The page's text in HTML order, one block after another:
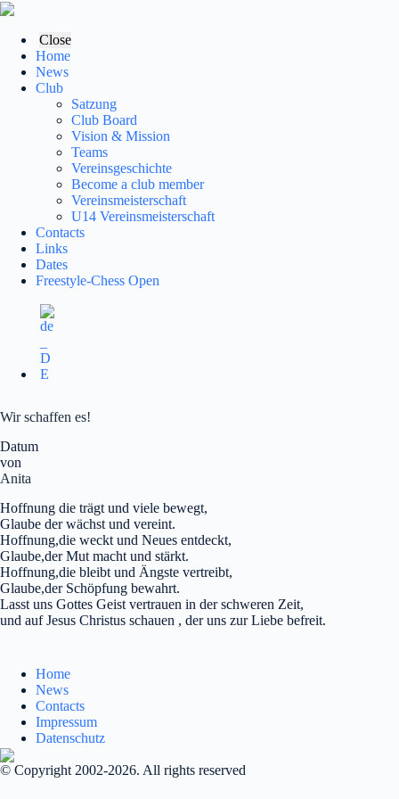
Skip
contentClose
Home
News
Club
Satzung
Club Board
Vision & Mission
Teams
Vereinsgeschichte
Become a club member
Vereinsmeisterschaft
U14 Vereinsmeisterschaft
Contacts
Links
Dates
Freestyle-Chess Open
Wir schaffen es!
Datum
von
Anita
Hoffnung die trägt und viele bewegt,
Glaube der wächst und vereint.
Hoffnung,die weckt und Neues entdeckt,
Glaube,der Mut macht und stärkt.
Hoffnung,die bleibt und Ängste vertreibt,
Glaube,der Schöpfung bewahrt.
Lasst uns Gottes Geist vertrauen in der schweren Zeit,
und auf Jesus Christus schauen , der uns zur Liebe befreit.
Home
News
Contacts
Impressum
Datenschutz
© Copyright 2002-2026. All rights reserved